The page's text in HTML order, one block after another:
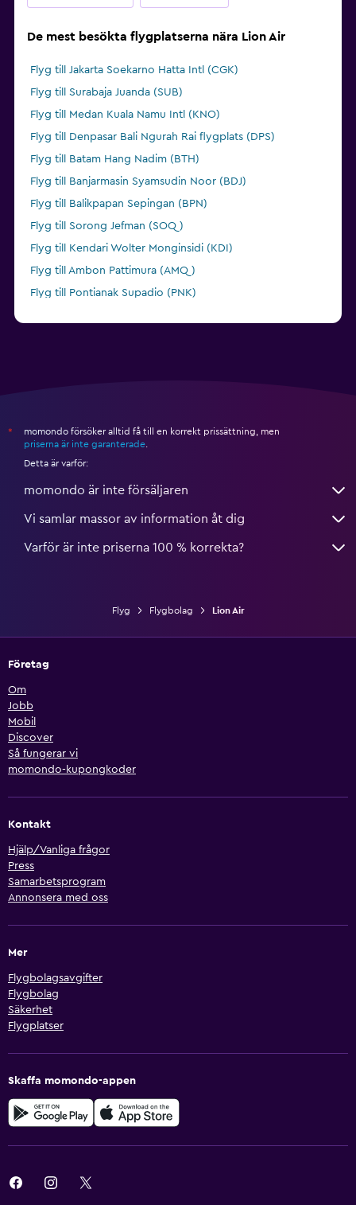
De mest besökta flygplatserna nära Lion Air
Flyg till Jakarta Soekarno Hatta Intl (CGK)
Flyg till Surabaja Juanda (SUB)
Flyg till Medan Kuala Namu Intl (KNO)
Flyg till Denpasar Bali Ngurah Rai flygplats (DPS)
Flyg till Batam Hang Nadim (BTH)
Flyg till Banjarmasin Syamsudin Noor (BDJ)
Flyg till Balikpapan Sepingan (BPN)
Flyg till Sorong Jefman (SOQ)
Flyg till Kendari Wolter Monginsidi (KDI)
Flyg till Ambon Pattimura (AMQ)
Flyg till Pontianak Supadio (PNK)
*
momondo försöker alltid få till en korrekt prissättning, men
priserna är inte garanterade
Detta är varför:
momondo är inte försäljaren
Vi samlar massor av information åt dig
Varför är inte priserna 100 % korrekta?
Flyg Flygbolag Lion Air
Företag
Om
Jobb
Mobil
Discover
Så fungerar vi
momondo-kupongkoder
Kontakt
Hjälp/Vanliga frågor
Press
Samarbetsprogram
Annonsera med oss
Mer
Flygbolagsavgifter
Flygbolag
Säkerhet
Flygplatser
Skaffa momondo-appen